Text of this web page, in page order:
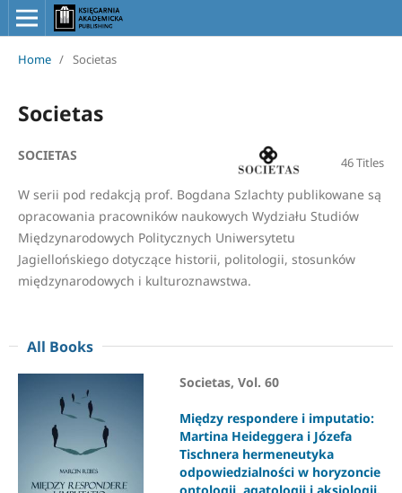
Home / Societas
Societas
46 Titles
SOCIETAS
W serii pod redakcją prof. Bogdana Szlachty publikowane są
opracowania pracowników naukowych Wydziału Studiów
Międzynarodowych Politycznych Uniwersytetu
Jagiellońskiego dotyczące historii, politologii, stosunków
międzynarodowych i kulturoznawstwa.
All Books
Societas, Vol. 60
Między respondere i imputatio:
Martina Heideggera i Józefa
Tischnera hermeneutyka
odpowiedzialności w horyzoncie